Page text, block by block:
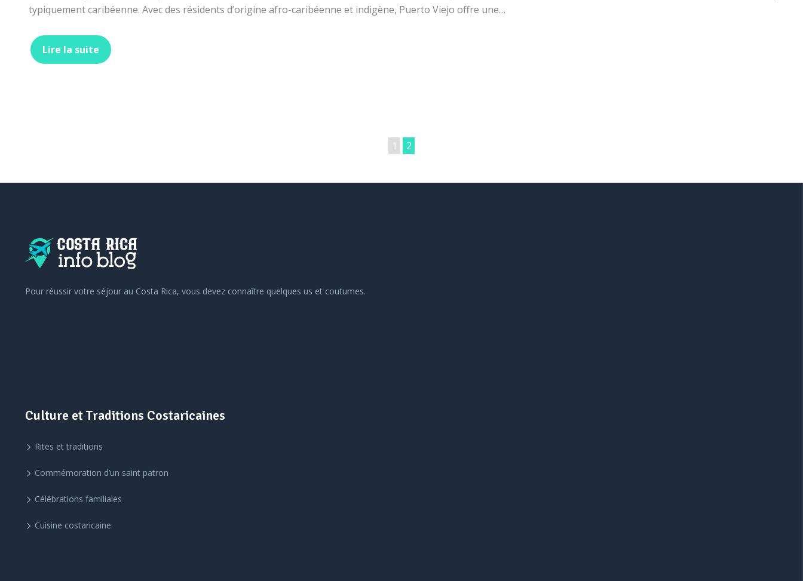
typiquement caribéenne. Avec des résidents d’origine afro-caribéenne et indigène, Puerto Viejo offre une…
Lire la suite
1 2
Pour réussir votre séjour au Costa Rica, vous devez connaître quelques us et coutumes.
Culture et Traditions Costaricaines
Rites et traditions
Commémoration d’un saint patron
Célébrations familiales
Cuisine costaricaine